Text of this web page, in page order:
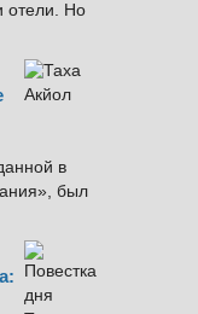
отели. Но
в
был